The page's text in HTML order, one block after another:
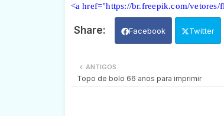
<a href="https://br.freepik.com/
Facebook Twitter
ANTIGOS
Topo de bolo 66 anos para imprimir